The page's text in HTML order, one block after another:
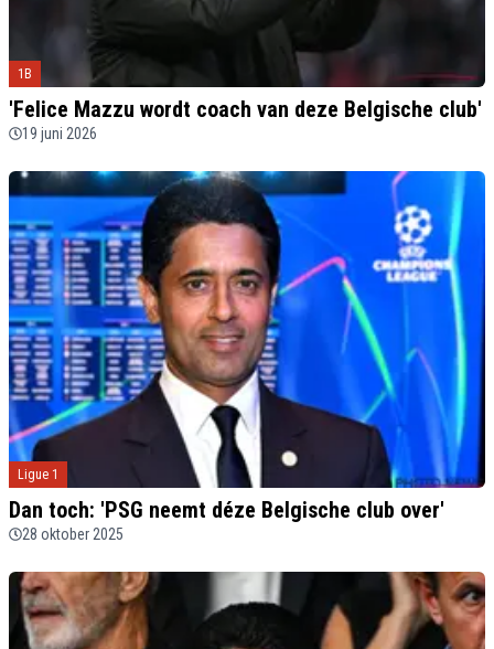
1B
'Felice Mazzu wordt coach van deze Belgische club'
19 juni 2026
Ligue 1
Dan toch: 'PSG neemt déze Belgische club over'
28 oktober 2025